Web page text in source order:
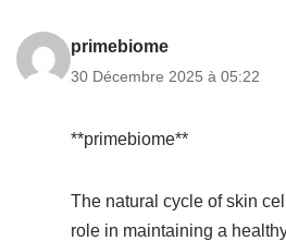
primebiome
30 Décembre 2025 à 05:22
**primebiome**
The natural cycle of skin
role in maintaining a